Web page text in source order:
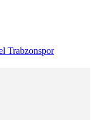
Trabzonspor